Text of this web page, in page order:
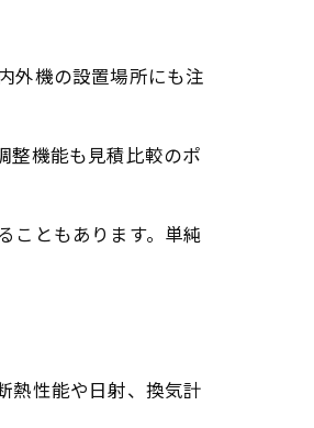
外機の設置場所にも注
整機能も見積比較のポ
こともあります。単純
熱性能や日射、換気計